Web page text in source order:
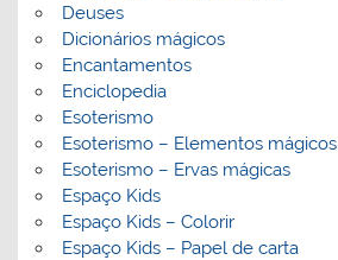
Deuses
Dicionários mágicos
Encantamentos
Enciclopedia
Esoterismo
Esoterismo – Elementos mágicos
Esoterismo – Ervas mágicas
Espaço Kids
Espaço Kids – Colorir
Espaço Kids – Papel de carta